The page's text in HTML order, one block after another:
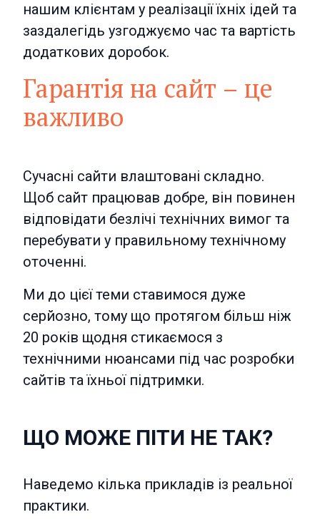
нашим клієнтам у реалізації їхніх ідей та
заздалегідь узгоджуємо час та вартість
додаткових доробок.
Гарантія на сайт – це
важливо
Сучасні сайти влаштовані складно.
Щоб сайт працював добре, він повинен
відповідати безлічі технічних вимог та
перебувати у правильному технічному
оточенні.
Ми до цієї теми ставимося дуже
серйозно, тому що протягом більш ніж
20 років щодня стикаємося з
технічними нюансами під час розробки
сайтів та їхньої підтримки.
ЩО МОЖЕ ПІТИ НЕ ТАК?
Наведемо кілька прикладів із реальної
практики.